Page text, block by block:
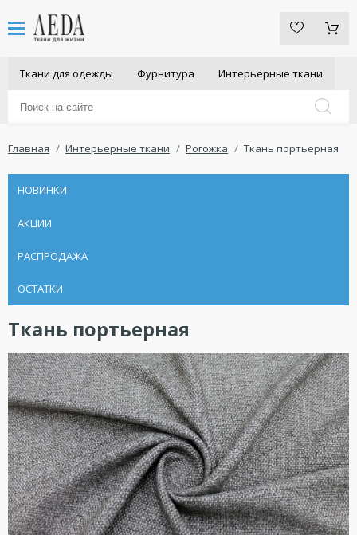
Ткани для одежды Фурнитура Интерьерные ткани
Главная Интерьерные ткани Рогожка Ткань портьерная
НОВИНКИ
АКЦИИ
РАСПРОДАЖА
ОСТАТКИ
Ткань портьерная